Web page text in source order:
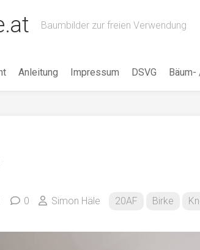
Baumbilder zur freien Verwendung
Anleitung Impressum DSVG
Eibe
0 Simon Häle 20AF Birke